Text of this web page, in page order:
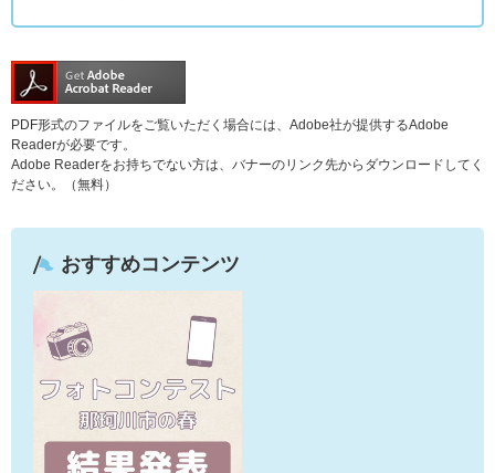
PDF形式のファイルをご覧いただく場合には、Adobe社が提供するAdobe
Readerが必要です。
Adobe Readerをお持ちでない方は、バナーのリンク先からダウンロードしてく
ださい。（無料）
おすすめコンテンツ